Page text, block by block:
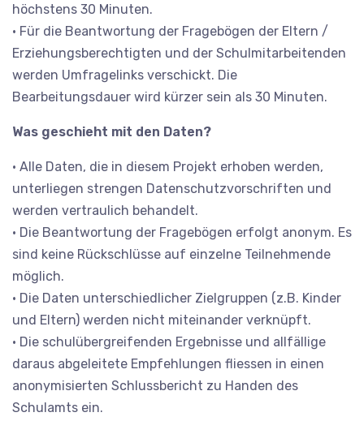
höchstens 30 Minuten.
• Für die Beantwortung der Fragebögen der Eltern /
Erziehungsberechtigten und der Schulmitarbeitenden
werden Umfragelinks verschickt. Die
Bearbeitungsdauer wird kürzer sein als 30 Minuten.
Was geschieht mit den Daten?
• Alle Daten, die in diesem Projekt erhoben werden,
unterliegen strengen Datenschutzvorschriften und
werden vertraulich behandelt.
• Die Beantwortung der Fragebögen erfolgt anonym. Es
sind keine Rückschlüsse auf einzelne Teilnehmende
möglich.
• Die Daten unterschiedlicher Zielgruppen (z.B. Kinder
und Eltern) werden nicht miteinander verknüpft.
• Die schulübergreifenden Ergebnisse und allfällige
daraus abgeleitete Empfehlungen fliessen in einen
anonymisierten Schlussbericht zu Handen des
Schulamts ein.